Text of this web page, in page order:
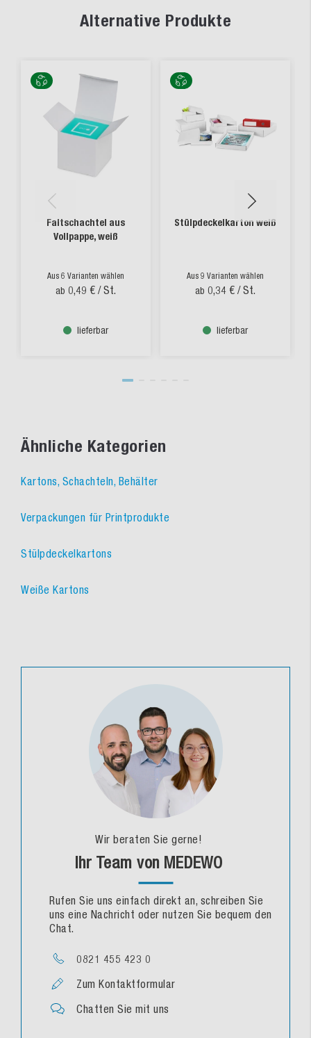
Alternative Produkte
Faltschachtel aus
Vollpappe, weiß
Aus 6 Varianten wählen
ab 0,49 € / St.
lieferbar
Stülpdeckelkarton weiß
Aus 9 Varianten wählen
ab 0,34 € / St.
lieferbar
Ähnliche Kategorien
Kartons, Schachteln, Behälter
Verpackungen für Printprodukte
Stülpdeckelkartons
Weiße Kartons
Wir beraten Sie gerne!
Ihr Team von MEDEWO
Rufen Sie uns einfach direkt an, schreiben Sie
uns eine Nachricht oder nutzen Sie bequem den
Chat.
0821 455 423 0
Zum Kontaktformular
Chatten Sie mit uns